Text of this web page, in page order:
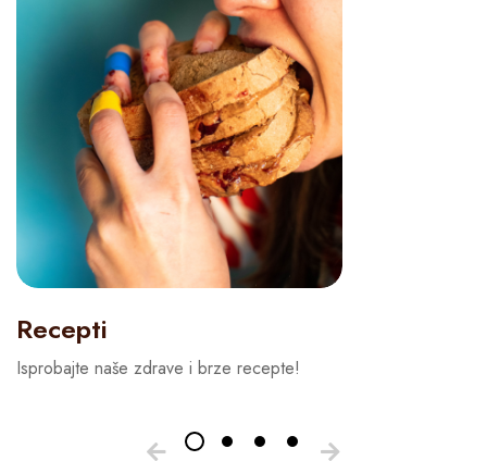
Recepti
Isprobajte naše zdrave i brze recepte!